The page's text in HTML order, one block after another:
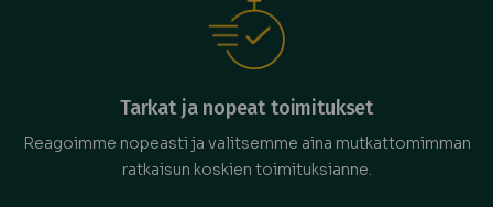
Tarkat ja nopeat toimitukset
Reagoimme nopeasti ja valitsemme aina mutkattomimman
ratkaisun koskien toimituksianne.